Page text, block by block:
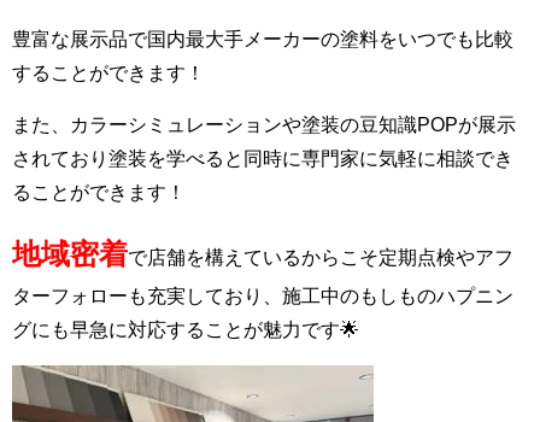
豊富な展示品で国内最大手メーカーの塗料をいつでも比較
することができます！
また、カラーシミュレーションや塗装の豆知識POPが展示
されており塗装を学べると同時に専門家に気軽に相談でき
ることができます！
地域密着で店舗を構えているからこそ定期点検やアフ
ターフォローも充実しており、施工中のもしものハプニン
グにも早急に対応することが魅力です🌟